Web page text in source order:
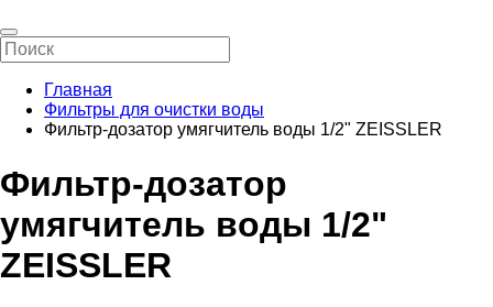
Главная
Фильтры для очистки воды
Фильтр-дозатор умягчитель воды 1/2" ZEISSLER
Фильтр-дозатор
умягчитель воды 1/2"
ZEISSLER